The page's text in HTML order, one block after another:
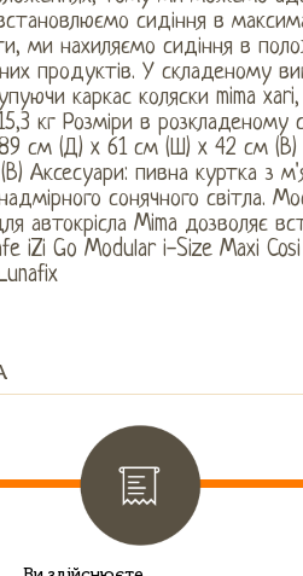
сидіння в
ми нахиляємо сидіння в
продуктів. У складеному
каркас коляски mima
кг Розміри в
89 см (Д) x 61 см (Ш) x 42 см
Аксесуари: пивна куртка з
сонячного світла.
автокрісла Mima дозволяє
iZi Go Modular i-Size Maxi